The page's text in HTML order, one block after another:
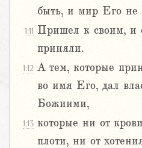
быть, и мир Его не
1:11 Пришел к своим, и
приняли.
1:12 А тем, которые
во имя Его, дал
Божиими,
1:13 которые ни от
плоти, ни от